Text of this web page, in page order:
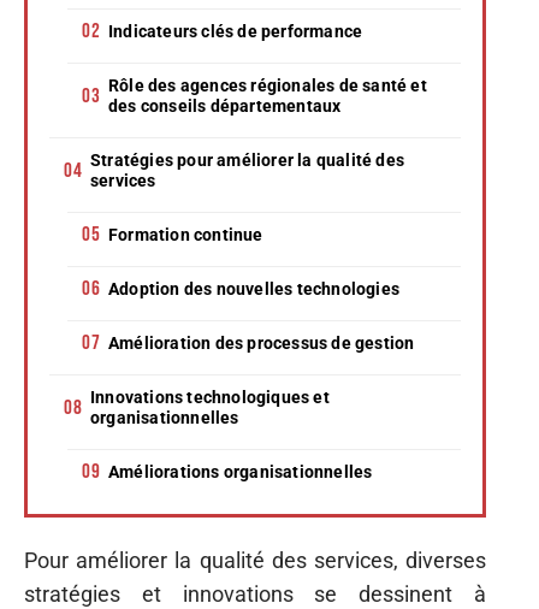
Indicateurs clés de performance
Rôle des agences régionales de santé et
des conseils départementaux
Stratégies pour améliorer la qualité des
services
Formation continue
Adoption des nouvelles technologies
Amélioration des processus de gestion
Innovations technologiques et
organisationnelles
Améliorations organisationnelles
Pour améliorer la qualité des services, diverses
stratégies et innovations se dessinent à